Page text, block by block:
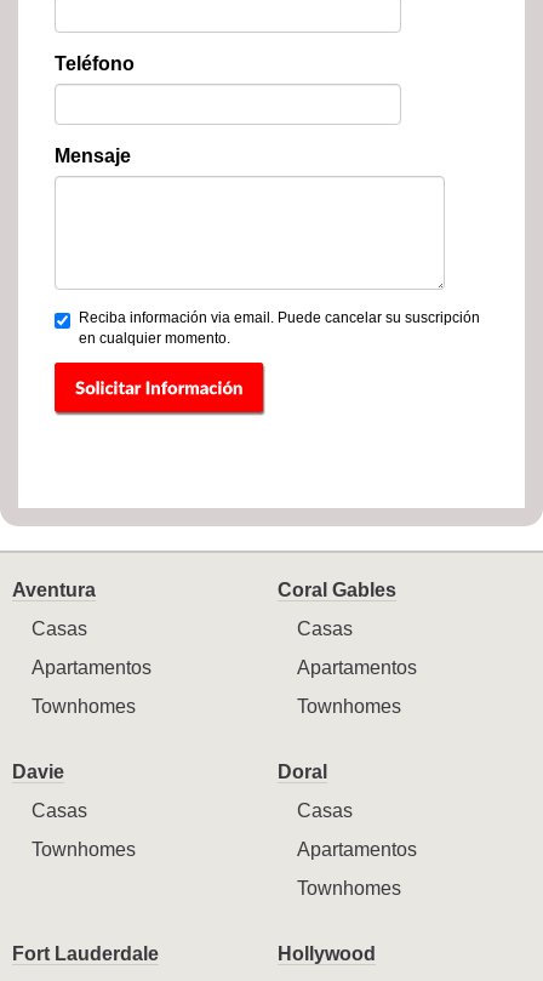
Teléfono
Mensaje
Reciba información via email. Puede cancelar su suscripción
en cualquier momento.
Aventura
Casas
Apartamentos
Townhomes
Coral Gables
Casas
Apartamentos
Townhomes
Davie
Casas
Townhomes
Doral
Casas
Apartamentos
Townhomes
Fort Lauderdale
Hollywood